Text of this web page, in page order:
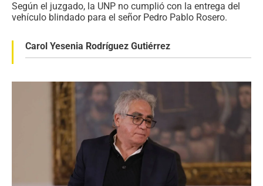
Según el juzgado, la UNP no cumplió con la entrega del
vehículo blindado para el señor Pedro Pablo Rosero.
Carol Yesenia Rodríguez Gutiérrez